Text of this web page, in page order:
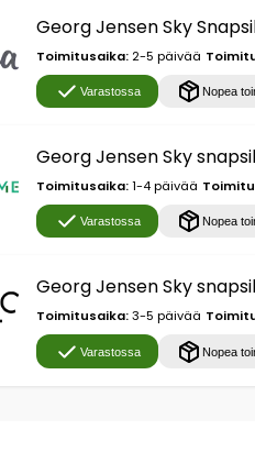
Georg Jensen Sky
Toimitusaika:2-5 päivää
Varastossa Nopea
Georg Jensen Sky
Toimitusaika:1-4 päivää
Varastossa Nopea
Georg Jensen Sky
Toimitusaika:3-5 päivää
Varastossa Nopea